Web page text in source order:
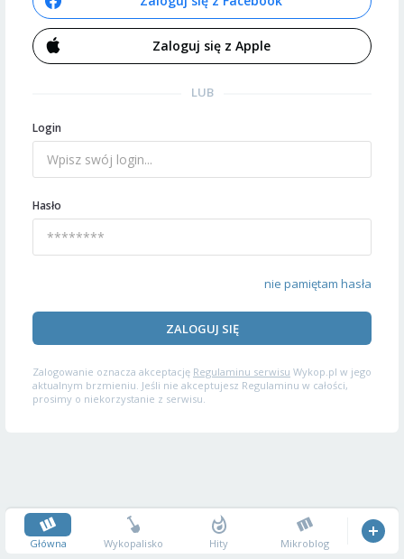
Zaloguj się z Apple
LUB
Login
Hasło
nie pamiętam hasła
ZALOGUJ SIĘ
Zalogowanie oznacza akceptację Regulaminu serwisu Wykop.pl w jego
aktualnym brzmieniu. Jeśli nie akceptujesz Regulaminu w całości,
prosimy o niekorzystanie z serwisu.
Główna Wykopalisko Hity Mikroblog